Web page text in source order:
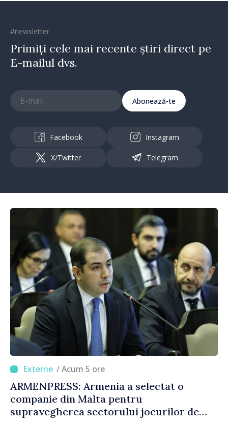
#newsletter
Primiți cele mai recente știri direct pe
E-mailul dvs.
Abonează-te
Facebook Instagram
X/Twitter Telegram
/ Acum 5 ore
ARMENPRESS: Armenia a selectat o
companie din Malta pentru
supravegherea sectorului jocurilor de